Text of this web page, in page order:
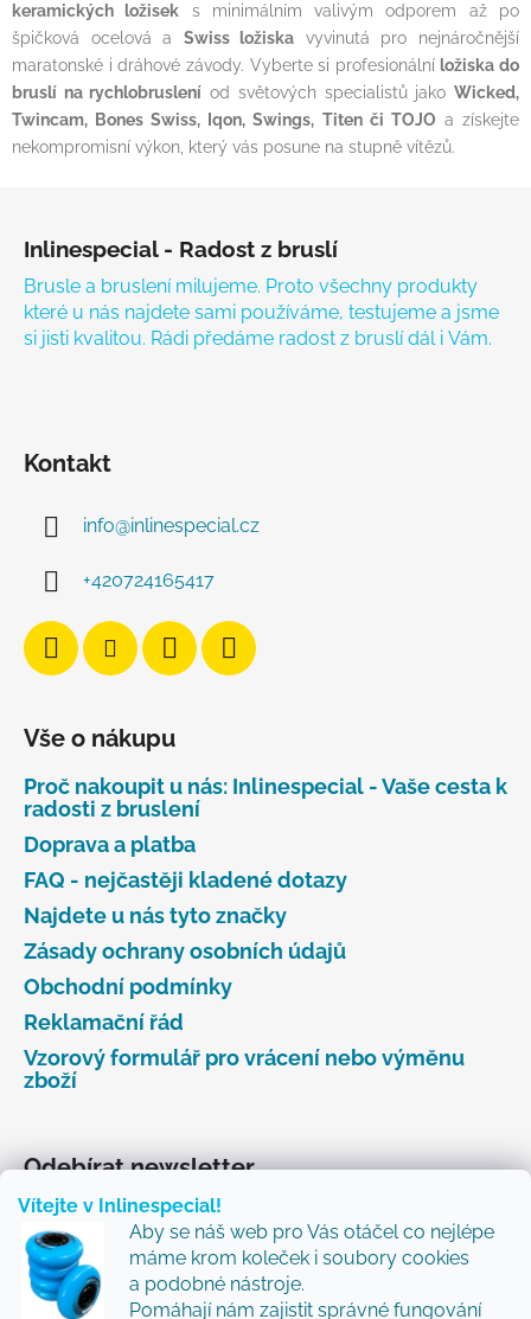
Vítejte v Inlinespecial!
Aby se náš web pro Vás otáčel co nejlépe
máme krom koleček i soubory cookies
a podobné nástroje.
Pomáhají nám zajistit správné fungování
keramických ložisek s minimálním valivým odporem až po
špičková ocelová a Swiss ložiska vyvinutá pro nejnáročnější
maratonské i dráhové závody. Vyberte si profesionální ložiska do
bruslí na rychlobruslení od světových specialistů jakoWicked,
Twincam, Bones Swiss, Iqon, Swings, Titen či TOJO a získejte
nekompromisní výkon, který vás posune na stupně vítězů.
Inlinespecial - Radost z bruslí
Brusle a bruslení milujeme. Proto všechny produkty
které u nás najdete sami používáme, testujeme a jsme
si jisti kvalitou. Rádi předáme radost z bruslí dál i Vám.
Kontakt
info@inlinespecial.cz
+420724165417
Vše o nákupu
Proč nakoupit u nás: Inlinespecial - Vaše cesta k
radosti z bruslení
Doprava a platba
FAQ - nejčastěji kladené dotazy
Najdete u nás tyto značky
Zásady ochrany osobních údajů
Obchodní podmínky
Reklamační řád
Vzorový formulář pro vrácení nebo výměnu
zboží
Odebírat newsletter
Vložte svůj e-mail a my vám budeme zasílat informace
o nových produktech na našem e-shopu.
Přidejte se k nám a my Vám budeme zasílat ty nejlepší
novinky a tipy.